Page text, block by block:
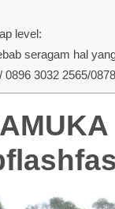
level:
seragam hal
3032 2565/